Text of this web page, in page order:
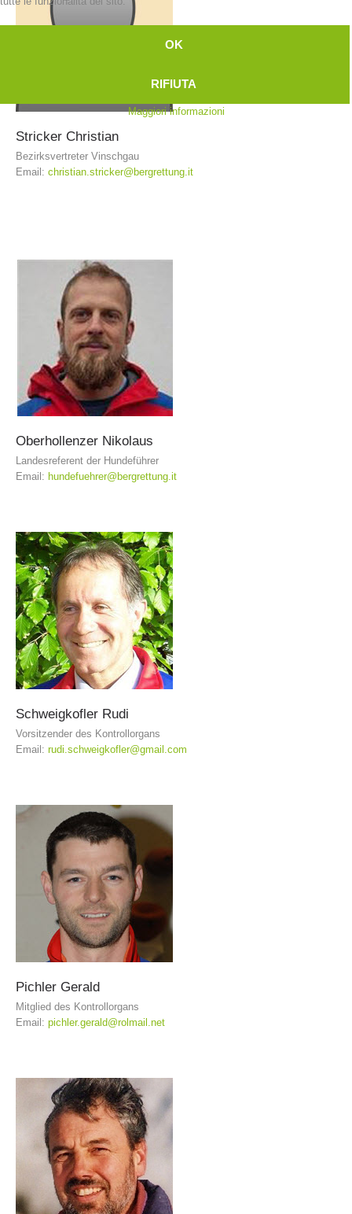
Attuali
Rapporti annuali
Stricker Christian
Bezirksvertreter Vinschgau
Email: christian.stricker@bergrettung.it
Oberhollenzer Nikolaus
Landesreferent der Hundeführer
Email: hundefuehrer@bergrettung.it
Schweigkofler Rudi
Vorsitzender des Kontrollorgans
Email: rudi.schweigkofler@gmail.com
Pichler Gerald
Mitglied des Kontrollorgans
Email: pichler.gerald@rolmail.net
OK
RIFIUTA
Maggiori informazioni